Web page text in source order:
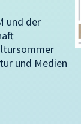
und der
und Medien